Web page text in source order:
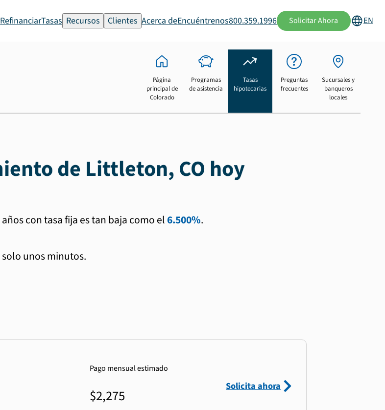
RefinanciarTasas Recursos Clientes Acerca deEncuéntrenos800.359.1996 Solicitar Ahora EN
Página
principal de
Colorado
Programas
de asistencia
Tasas
hipotecarias
Preguntas
frecuentes
Sucursales y
banqueros
locales
de Littleton, CO hoy
con tasa fija es tan baja como el6.500%.
unos minutos.
Pago mensual estimado
$2,275
Solicita ahora